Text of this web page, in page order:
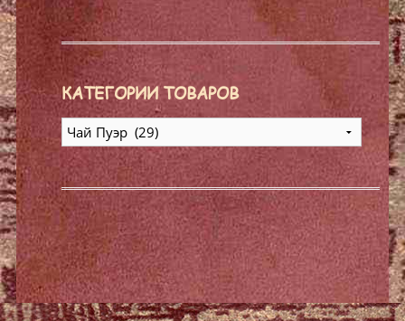
КАТЕГОРИИ ТОВАРОВ